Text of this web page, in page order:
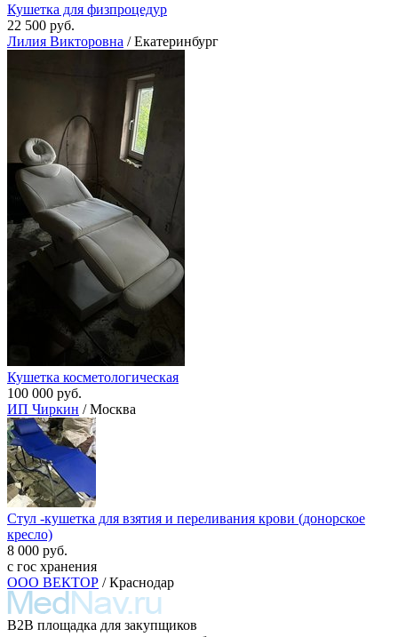
Кушетка для физпроцедур
22 500 руб.
Лилия Викторовна / Екатеринбург
Кушетка косметологическая
100 000 руб.
ИП Чиркин / Москва
Стул -кушетка для взятия и переливания крови (донорское
кресло)
8 000 руб.
с гос хранения
ООО ВЕКТОР / Краснодар
B2B площадка для закупщиков